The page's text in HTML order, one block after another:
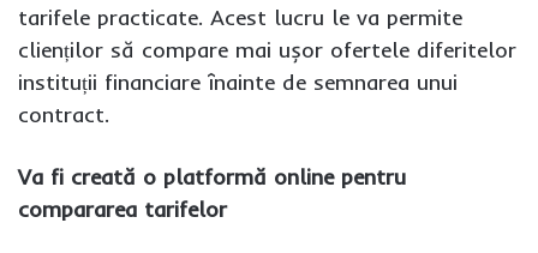
tarifele practicate. Acest lucru le va permite
clienților să compare mai ușor ofertele diferitelor
instituții financiare înainte de semnarea unui
contract.
Va fi creată o platformă online pentru
compararea tarifelor